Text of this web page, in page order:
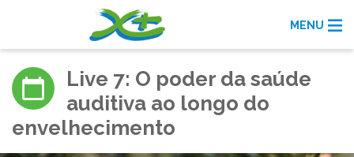
MENU
Live 7: O poder da saúde
auditiva ao longo do
envelhecimento